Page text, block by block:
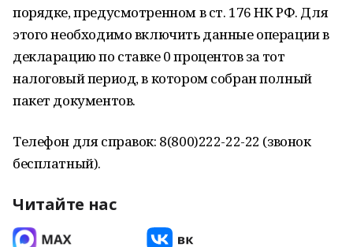
порядке, предусмотренном в ст. 176 НК РФ. Для
этого необходимо включить данные операции в
декларацию по ставке 0 процентов за тот
налоговый период, в котором собран полный
пакет документов.
Телефон для справок: 8(800)222-22-22 (звонок
бесплатный).
Читайте нас